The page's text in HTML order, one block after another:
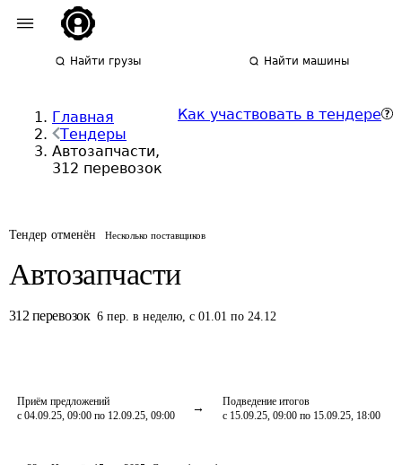
Найти грузы Найти машины
Главная
Тендеры
Автозапчасти,
312 перевозок
Как участвовать в тендере
Тендер отменён Несколько поставщиков
Автозапчасти
312 перевозок 6 пер. в неделю,с 01.01 по 24.12
Приём предложений
с 04.09.25, 09:00 по 12.09.25, 09:00
Подведение итогов
с 15.09.25, 09:00 по 15.09.25, 18:00